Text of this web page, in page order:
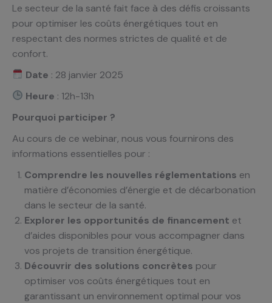
Le secteur de la santé fait face à des défis croissants
pour optimiser les coûts énergétiques tout en
respectant des normes strictes de qualité et de
confort.
Date : 28 janvier 2025
Heure : 12h-13h
Pourquoi participer ?
Au cours de ce webinar, nous vous fournirons des
informations essentielles pour :
Comprendre les nouvelles réglementations en
matière d’économies d’énergie et de décarbonation
dans le secteur de la santé.
Explorer les opportunités de financement et
d’aides disponibles pour vous accompagner dans
vos projets de transition énergétique.
Découvrir des solutions concrètes pour
optimiser vos coûts énergétiques tout en
garantissant un environnement optimal pour vos